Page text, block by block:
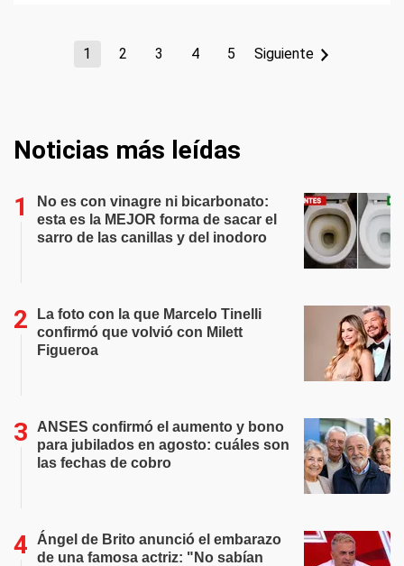
1 2 3 4 5 Siguiente
Noticias más leídas
No es con vinagre ni bicarbonato:
esta es la MEJOR forma de sacar el
sarro de las canillas y del inodoro
La foto con la que Marcelo Tinelli
confirmó que volvió con Milett
Figueroa
ANSES confirmó el aumento y bono
para jubilados en agosto: cuáles son
las fechas de cobro
Ángel de Brito anunció el embarazo
de una famosa actriz: "No sabían